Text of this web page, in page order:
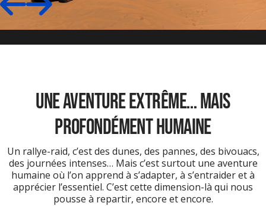
Une aventure extrême… mais
profondément humaine
Un rallye-raid, c’est des dunes, des pannes, des bivouacs,
des journées intenses… Mais c’est surtout une aventure
humaine où l’on apprend à s’adapter, à s’entraider et à
apprécier l’essentiel. C’est cette dimension-là qui nous
pousse à repartir, encore et encore.